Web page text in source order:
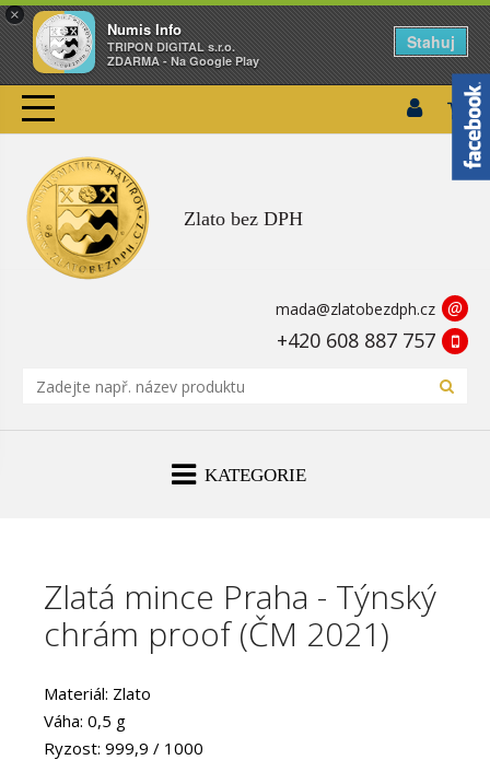
×
Numis Info
TRIPON DIGITAL s.r.o.
ZDARMA - Na Google Play
Stahuj
Zlato bez DPH
mada@zlatobezdph.cz @
+420 608 887 757
KATEGORIE
Zlatá mince Praha - Týnský
chrám proof (ČM 2021)
Materiál: Zlato
Váha: 0,5 g
Ryzost: 999,9 / 1000